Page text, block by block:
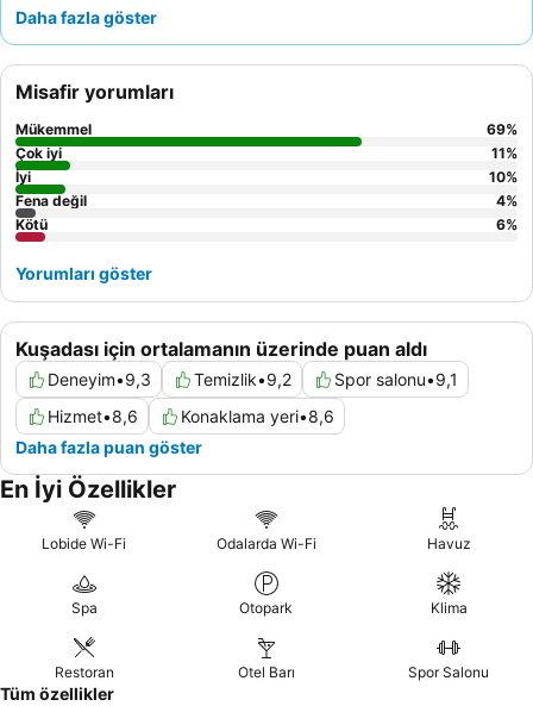
personelin olağanüstü sıcakkanlılığını ve özenini sürekli olarak
ve ek kolaylık sağlayan
düşünebilirsiniz.
Daha fazla göster
Kuşadası için ortalamanın üzerinde puan aldı
Deneyim•9,3 Temizlik•9,2 Spor salonu•9,1
Hizmet•8,6 Konaklama yeri•8,6
Daha fazla puan göster
Misafir yorumları
Mükemmel 69%
Çok iyi
11%
İyi
10%
Fena değil
4%
Kötü
6%
Yorumları göster
En İyi Özellikler
Lobide Wi-Fi Odalarda Wi-Fi Havuz
Spa Otopark Klima
Restoran Otel Barı Spor Salonu
Tüm özellikler